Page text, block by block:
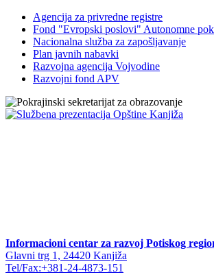
Agencija za privredne registre
Fond "Evropski poslovi" Autonomne
Nacionalna služba za zapošljavanje
Plan javnih nabavki
Razvojna agencija Vojvodine
Razvojni fond APV
Informacioni centar za razvoj Potiskog
Glavni trg 1, 24420 Kanjiža
Tel/Fax:+381-24-4873-151